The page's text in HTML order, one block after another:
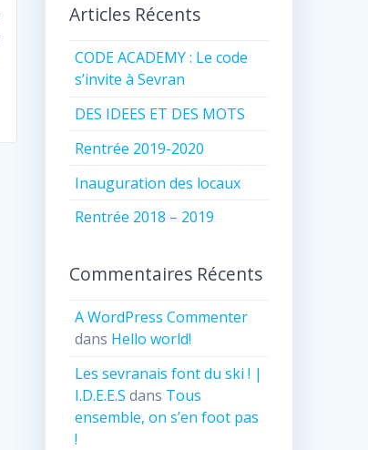
Articles Récents
CODE ACADEMY : Le code
s’invite à Sevran
DES IDEES ET DES MOTS
Rentrée 2019-2020
Inauguration des locaux
Rentrée 2018 – 2019
Commentaires Récents
A WordPress Commenter
dans Hello world!
Les sevranais font du ski ! |
I.D.E.E.S dans Tous
ensemble, on s’en foot pas
!